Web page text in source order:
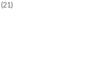
(21)